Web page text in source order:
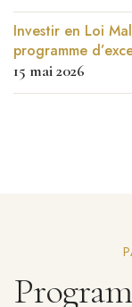
Investir en Loi
programme
15 mai 2026